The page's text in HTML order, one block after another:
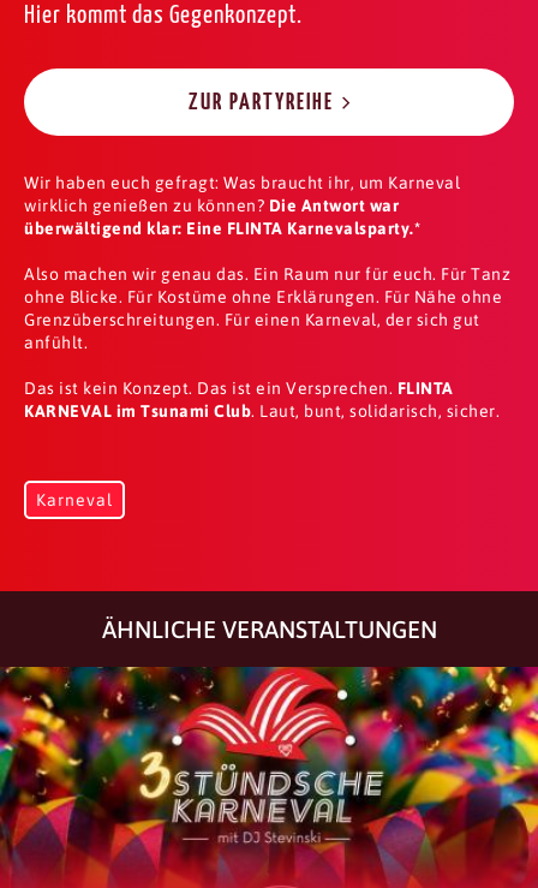
Hier kommt das Gegenkonzept.
ZUR PARTYREIHE
Wir haben euch gefragt: Was braucht ihr, um Karneval
wirklich genießen zu können? Die Antwort war
überwältigend klar: Eine FLINTA Karnevalsparty.*
Also machen wir genau das. Ein Raum nur für euch. Für Tanz
ohne Blicke. Für Kostüme ohne Erklärungen. Für Nähe ohne
Grenzüberschreitungen. Für einen Karneval, der sich gut
anfühlt.
Das ist kein Konzept. Das ist ein Versprechen. FLINTA
KARNEVAL im Tsunami Club. Laut, bunt, solidarisch, sicher.
Karneval
ÄHNLICHE VERANSTALTUNGEN